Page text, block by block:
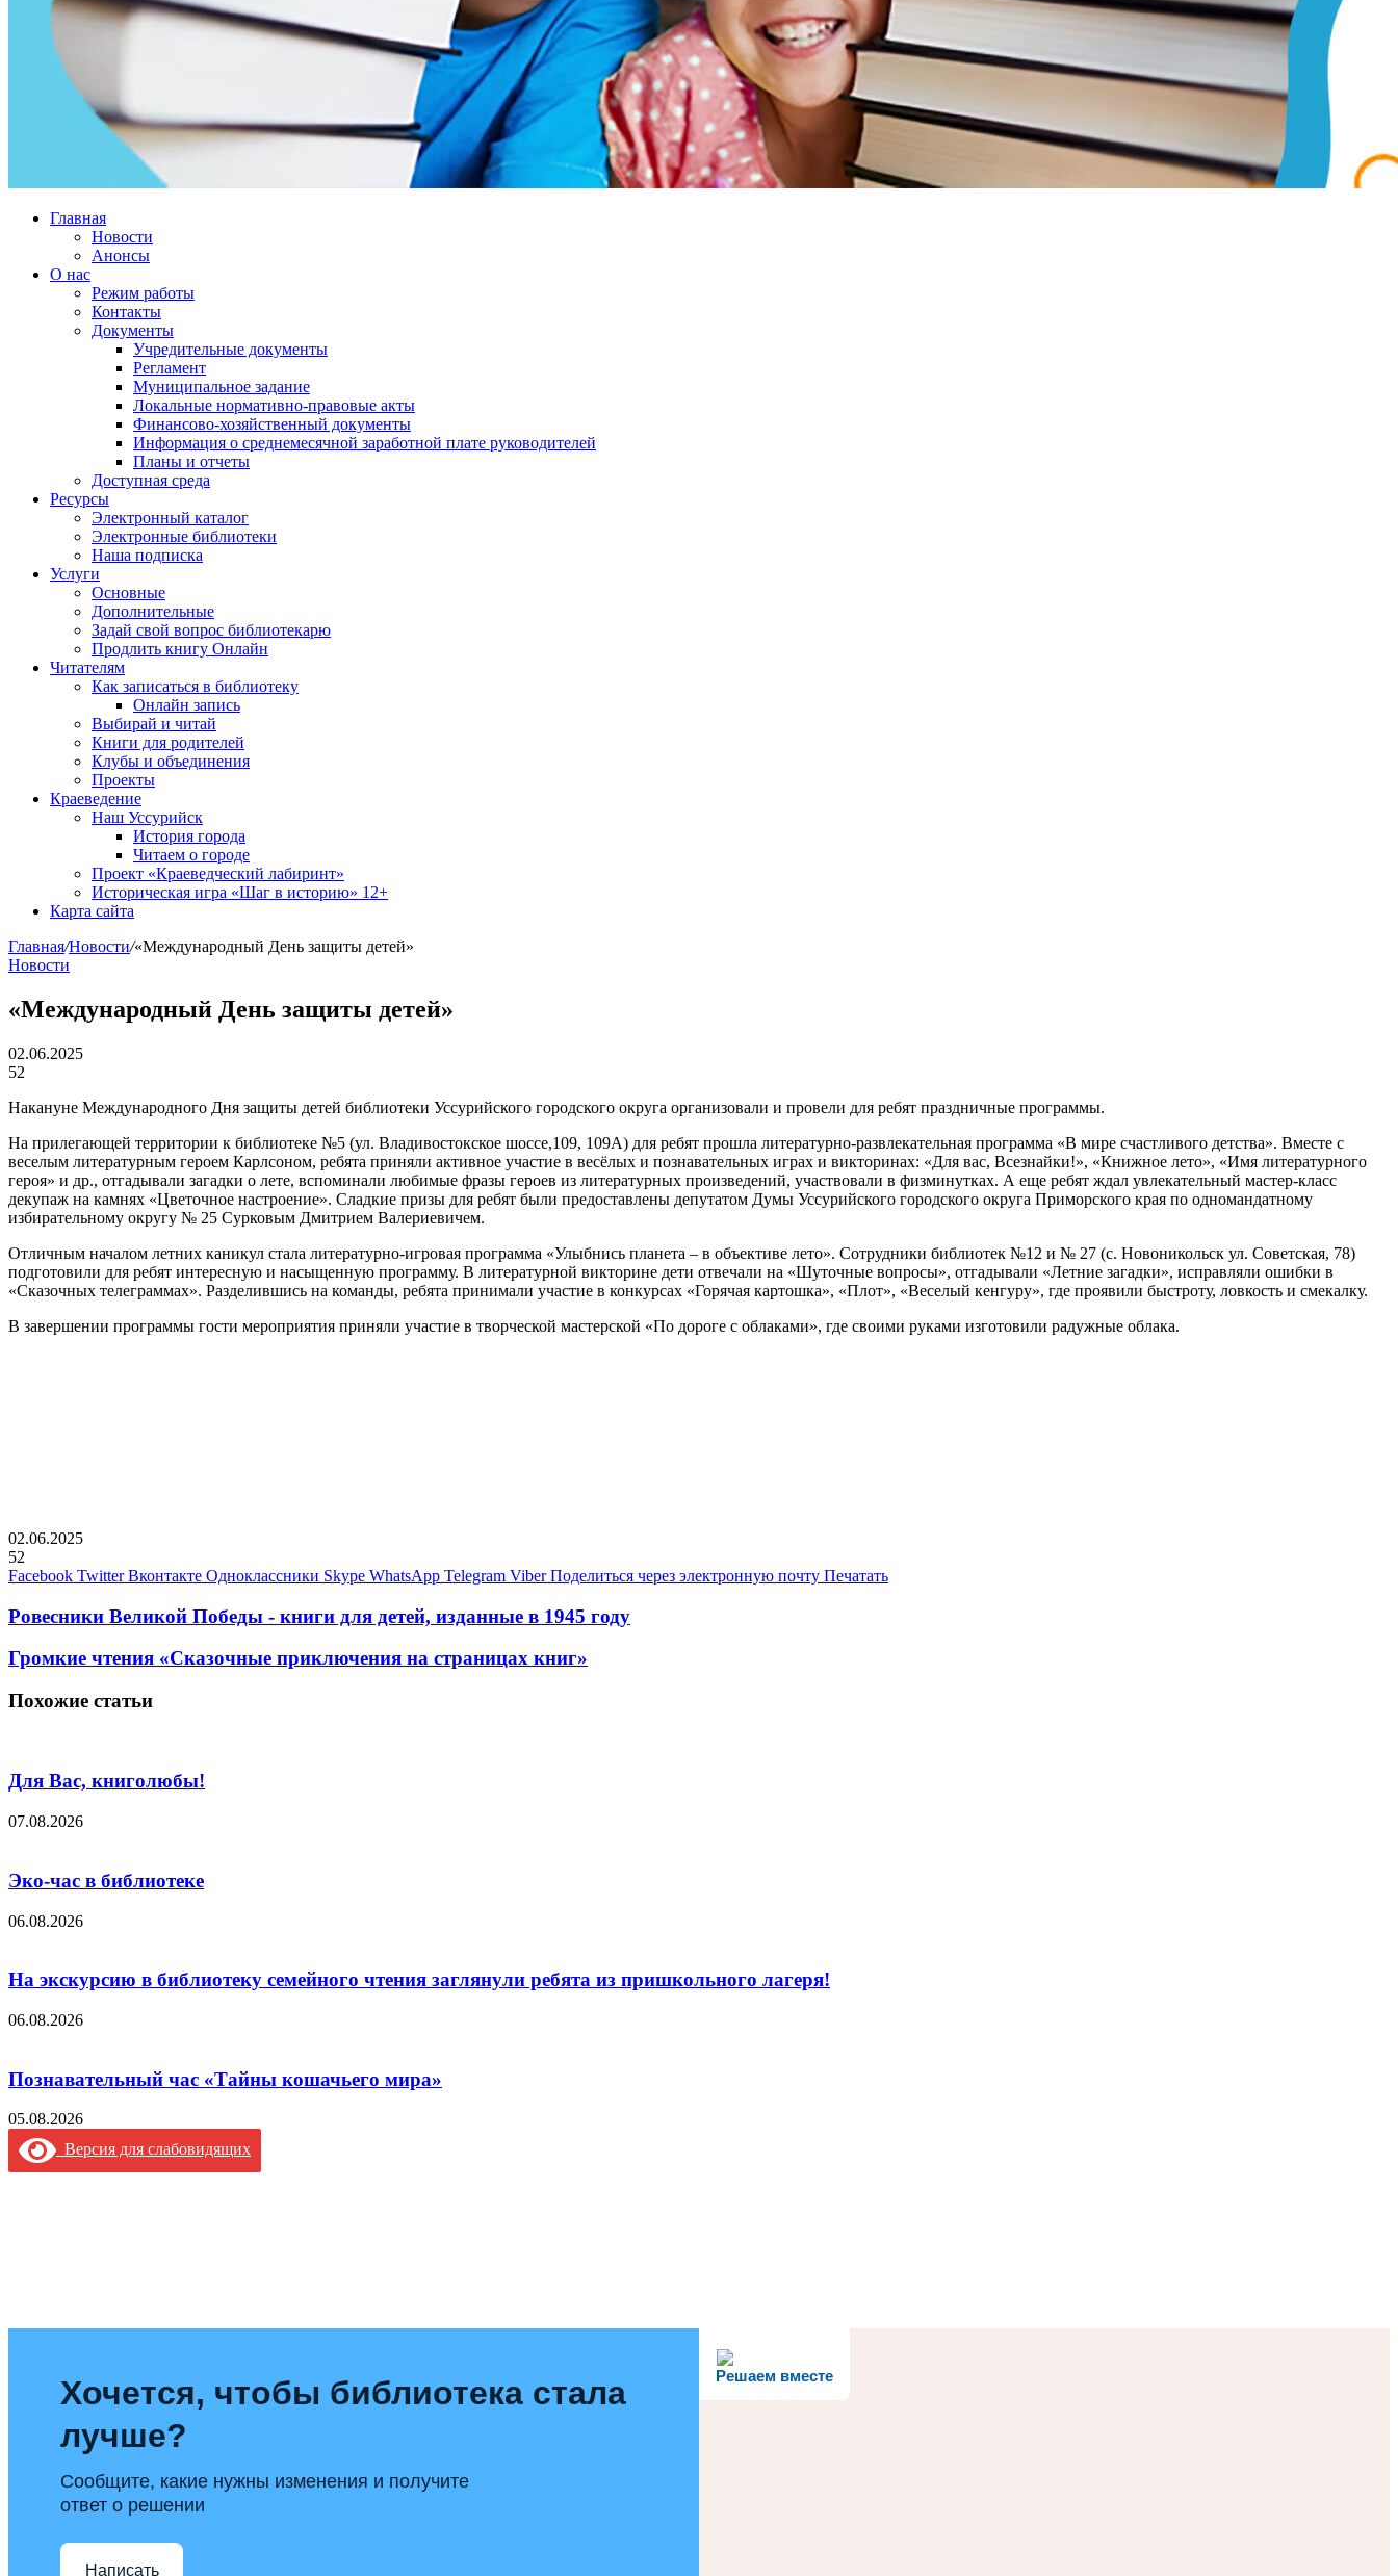
Главная
Новости
Анонсы
О нас
Режим работы
Контакты
Документы
Учредительные документы
Регламент
Муниципальное задание
Локальные нормативно-правовые акты
Финансово-хозяйственный документы
Информация о среднемесячной заработной плате руководителей
Планы и отчеты
Доступная среда
Ресурсы
Электронный каталог
Электронные библиотеки
Наша подписка
Услуги
Основные
Дополнительные
Задай свой вопрос библиотекарю
Продлить книгу Онлайн
Читателям
Как записаться в библиотеку
Онлайн запись
Выбирай и читай
Книги для родителей
Клубы и объединения
Проекты
Краеведение
Наш Уссурийск
История города
Читаем о городе
Проект «Краеведческий лабиринт»
Историческая игра «Шаг в историю» 12+
Карта сайта
Главная/Новости/«Международный День защиты детей»
Новости
«Международный День защиты детей»
02.06.2025
52
Накануне Международного Дня защиты детей библиотеки Уссурийского городского округа организовали и провели для ребят праздничные программы.
На прилегающей территории к библиотеке №5 (ул. Владивостокское шоссе,109, 109А) для ребят прошла литературно-развлекательная программа «В мире счастливого детства». Вместе с
веселым литературным героем Карлсоном, ребята приняли активное участие в весёлых и познавательных играх и викторинах: «Для вас, Всезнайки!», «Книжное лето», «Имя литературного
героя» и др., отгадывали загадки о лете, вспоминали любимые фразы героев из литературных произведений, участвовали в физминутках. А еще ребят ждал увлекательный мастер-класс
декупаж на камнях «Цветочное настроение». Сладкие призы для ребят были предоставлены депутатом Думы Уссурийского городского округа Приморского края по одномандатному
избирательному округу № 25 Сурковым Дмитрием Валериевичем.
Отличным началом летних каникул стала литературно-игровая программа «Улыбнись планета – в объективе лето». Сотрудники библиотек №12 и № 27 (с. Новоникольск ул. Советская, 78)
подготовили для ребят интересную и насыщенную программу. В литературной викторине дети отвечали на «Шуточные вопросы», отгадывали «Летние загадки», исправляли ошибки в
«Сказочных телеграммах». Разделившись на команды, ребята принимали участие в конкурсах «Горячая картошка», «Плот», «Веселый кенгуру», где проявили быстроту, ловкость и смекалку.
В завершении программы гости мероприятия приняли участие в творческой мастерской «По дороге с облаками», где своими руками изготовили радужные облака.
02.06.2025
52
Facebook Twitter Вконтакте Одноклассники Skype WhatsApp Telegram Viber Поделиться через электронную почту Печатать
Ровесники Великой Победы - книги для детей, изданные в 1945 году
Громкие чтения «Сказочные приключения на страницах книг»
Похожие статьи
Для Вас, книголюбы!
07.08.2026
Эко-час в библиотеке
06.08.2026
На экскурсию в библиотеку семейного чтения заглянули ребята из пришкольного лагеря!
06.08.2026
Познавательный час «Тайны кошачьего мира»
05.08.2026
Версия для слабовидящих
Решаем вместе
Хочется, чтобы библиотека стала
лучше?
Сообщите, какие нужны изменения и получите
ответ о решении
Написать